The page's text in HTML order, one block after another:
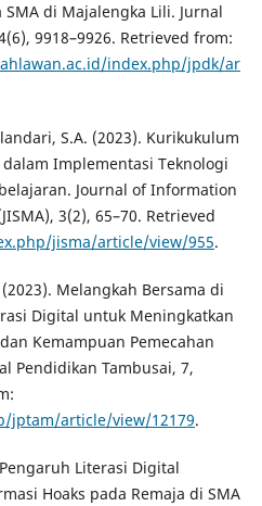
SMA di Majalengka Lili. Jurnal
9918–9926. Retrieved from:
index.php/jpdk/ar
S.A. (2023). Kurikukulum
Implementasi Teknologi
Journal of Information
3(2), 65–70. Retrieved
jisma/article/view/955.
Melangkah Bersama di
Digital untuk Meningkatkan
Kemampuan Pemecahan
Pendidikan Tambusai, 7,
jptam/article/view/12179.
Literasi Digital
Hoaks pada Remaja di SMA